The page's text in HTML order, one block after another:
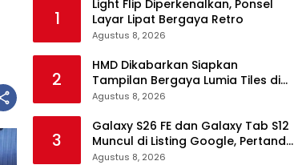
1
Light Flip Diperkenalkan, Ponsel
Layar Lipat Bergaya Retro
Agustus 8, 2026
2
HMD Dikabarkan Siapkan
Tampilan Bergaya Lumia Tiles di
Ponsel Android
Agustus 8, 2026
3
Galaxy S26 FE dan Galaxy Tab S12
Muncul di Listing Google, Pertanda
Segera Rilis?
Agustus 8, 2026